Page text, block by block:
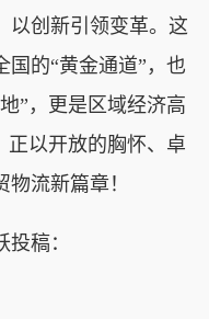
以创新引领变革。这
国的“黄金通道”，也
”，更是区域经济高
正以开放的胸怀、卓
流新篇章！
稿：